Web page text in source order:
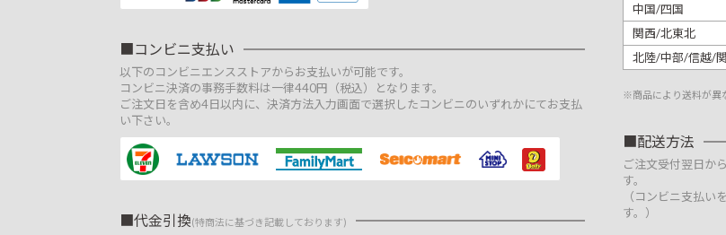
コンビニ支払い
以下のコンビニエンスストアからお支払いが可能です。
コンビニ決済の事務手数料は一律440円（税込）となります。
ご注文日を含め4日以内に、決済方法入力画面で選択したコンビニのいずれかにてお支払
い下さい。
代金引換(特商法に基づき記載しております)
中国/四国
関西/北東北
北陸/中部/信越/
※商品により送料が異
配送方法
ご注文受付翌日か
す。
（コンビニ支払い
す。）